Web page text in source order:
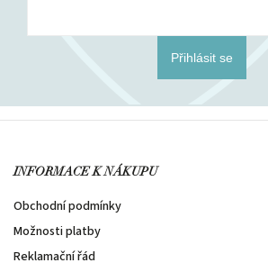
Přihlásit se
INFORMACE K NÁKUPU
Obchodní podmínky
Možnosti platby
Reklamační řád